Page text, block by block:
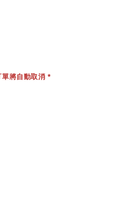
將自動取消 *